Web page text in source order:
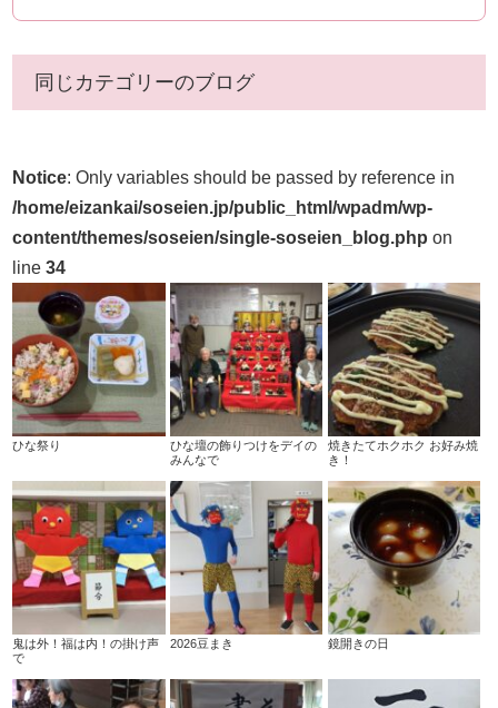
同じカテゴリーのブログ
Notice: Only variables should be passed by reference in
/home/eizankai/soseien.jp/public_html/wpadm/wp-
content/themes/soseien/single-soseien_blog.php on
line34
ひな祭り
ひな壇の飾りつけをデイの
みんなで
焼きたてホクホク お好み焼
き！
鬼は外！福は内！の掛け声
で
2026豆まき 鏡開きの日